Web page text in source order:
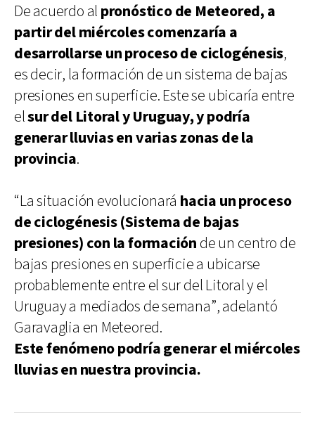
De acuerdo al pronóstico de Meteored, a
partir del miércoles comenzaría a
desarrollarse un proceso de ciclogénesis,
es decir, la formación de un sistema de bajas
presiones en superficie. Este se ubicaría entre
elsur del Litoral y Uruguay, y podría
generar lluvias en varias zonas de la
provincia.
“La situación evolucionará hacia un proceso
de ciclogénesis (Sistema de bajas
presiones) con la formación de un centro de
bajas presiones en superficie a ubicarse
probablemente entre el sur del Litoral y el
Uruguay a mediados de semana”, adelantó
Garavaglia en Meteored.
Este fenómeno podría generar el miércoles
lluvias en nuestra provincia.